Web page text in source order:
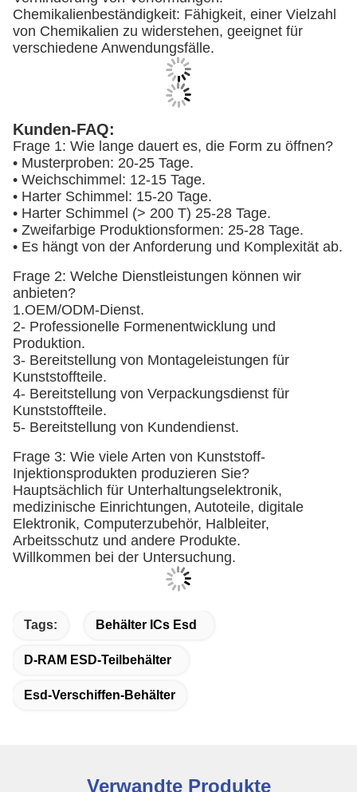
Chemikalienbeständigkeit: Fähigkeit, einer Vielzahl
von Chemikalien zu widerstehen, geeignet für
verschiedene Anwendungsfälle.
Kunden-FAQ:
Frage 1: Wie lange dauert es, die Form zu öffnen?
• Musterproben: 20-25 Tage.
• Weichschimmel: 12-15 Tage.
• Harter Schimmel: 15-20 Tage.
• Harter Schimmel (> 200 T) 25-28 Tage.
• Zweifarbige Produktionsformen: 25-28 Tage.
• Es hängt von der Anforderung und Komplexität ab.
Frage 2: Welche Dienstleistungen können wir
anbieten?
1.OEM/ODM-Dienst.
2- Professionelle Formenentwicklung und
Produktion.
3- Bereitstellung von Montageleistungen für
Kunststoffteile.
4- Bereitstellung von Verpackungsdienst für
Kunststoffteile.
5- Bereitstellung von Kundendienst.
Frage 3: Wie viele Arten von Kunststoff-
Injektionsprodukten produzieren Sie?
Hauptsächlich für Unterhaltungselektronik,
medizinische Einrichtungen, Autoteile, digitale
Elektronik, Computerzubehör, Halbleiter,
Arbeitsschutz und andere Produkte.
Willkommen bei der Untersuchung.
Tags: Behälter ICs Esd
D-RAM ESD-Teilbehälter
Esd-Verschiffen-Behälter
Verwandte Produkte